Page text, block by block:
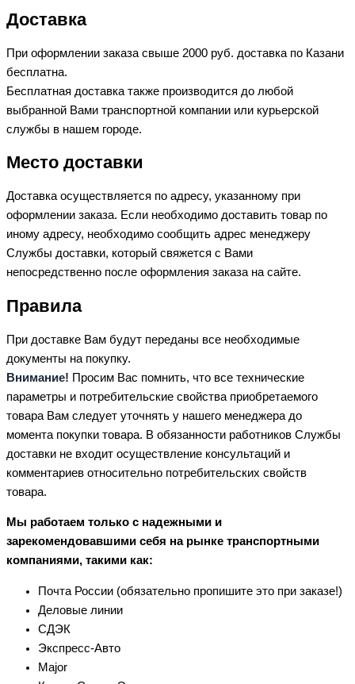
Доставка
При оформлении заказа свыше 2000 руб. доставка по Казани
бесплатна.
Бесплатная доставка также производится до любой
выбранной Вами транспортной компании или курьерской
службы в нашем городе.
Место доставки
Доставка осуществляется по адресу, указанному при
оформлении заказа. Если необходимо доставить товар по
иному адресу, необходимо сообщить адрес менеджеру
Службы доставки, который свяжется с Вами
непосредственно после оформления заказа на сайте.
Правила
При доставке Вам будут переданы все необходимые
документы на покупку.
Внимание! Просим Вас помнить, что все технические
параметры и потребительские свойства приобретаемого
товара Вам следует уточнять у нашего менеджера до
момента покупки товара. В обязанности работников Службы
доставки не входит осуществление консультаций и
комментариев относительно потребительских свойств
товара.
Мы работаем только с надежными и
зарекомендовавшими себя на рынке транспортными
компаниями, такими как:
Почта России (обязательно пропишите это при заказе!)
Деловые линии
СДЭК
Экспресс-Авто
Major